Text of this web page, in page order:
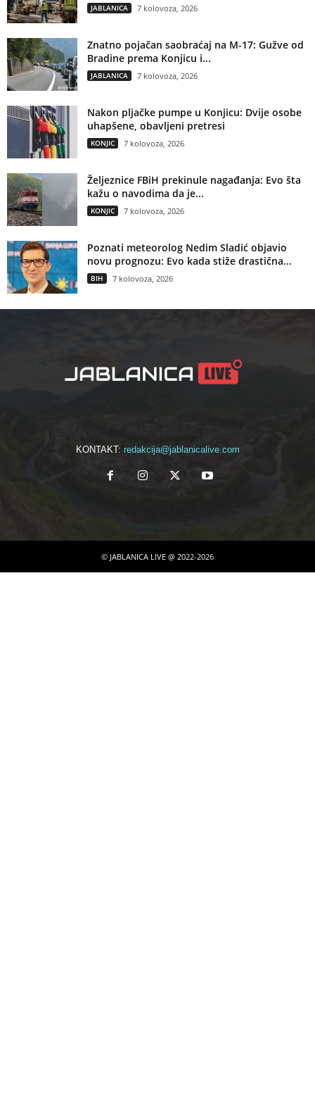
JABLANICA 7 kolovoza, 2026
Znatno pojačan saobraćaj na M-17: Gužve od
Bradine prema Konjicu i...
JABLANICA 7 kolovoza, 2026
Nakon pljačke pumpe u Konjicu: Dvije osobe
uhapšene, obavljeni pretresi
KONJIC 7 kolovoza, 2026
Željeznice FBiH prekinule nagađanja: Evo šta
kažu o navodima da je...
KONJIC 7 kolovoza, 2026
Poznati meteorolog Nedim Sladić objavio
novu prognozu: Evo kada stiže drastična...
BIH 7 kolovoza, 2026
KONTAKT: redakcija@jablanicalive.com
© JABLANICA LIVE @ 2022-2026